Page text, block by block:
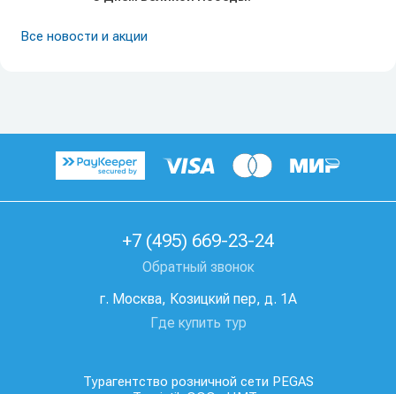
Все новости и акции
Турагентство розничной сети PEGAS
+7 (495) 669-23-24
Обратный звонок
г. Москва, Козицкий пер, д. 1А
Где купить тур